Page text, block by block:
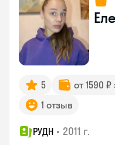
5 от 1590
1 отзыв
РУДН • 2011 г.